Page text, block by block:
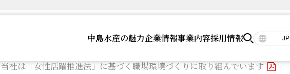
中島水産の魅力企業情報事業内容採用情報 JP
当社は「女性活躍推進法」に基づく職場環境づくりに取り組んでいます